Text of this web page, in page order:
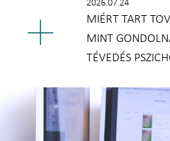
2026.07.24
MIÉRT TART
MINT
TÉVEDÉS